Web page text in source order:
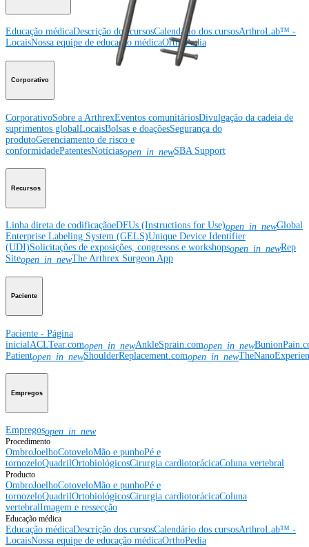
Educação médicaDescrição dos cursosCalendário dos cursosArthroLab™ -
LocaisNossa equipe de educação médicaOrthoPedia
Corporativo
CorporativoSobre a ArthrexEventos comunitáriosDivulgação da cadeia de
suprimentos globalLocaisBolsas e doaçõesSegurança do
produtoGerenciamento de risco e
conformidadePatentesNotíciasopen_in_newSBA Support
Recursos
Linha direta de codificaçãoeDFUs (Instructions for Use)open_in_newGlobal
Enterprise Labeling System (GELS)Unique Device Identifier
(UDI)Solicitações de exposições, congressos e workshopsopen_in_newRep
Siteopen_in_newThe Arthrex Surgeon App
Paciente
Paciente - Página
inicialACLTear.comopen_in_newAnkleSprain.comopen_in_new
Patientopen_in_newShoulderReplacement.comopen_in_new
Empregos
Empregosopen_in_new
Procedimento
OmbroJoelhoCotoveloMão e punhoPé e
tornozeloQuadrilOrtobiológicosCirurgia cardiotorácicaColuna vertebral
Producto
OmbroJoelhoCotoveloMão e punhoPé e
tornozeloQuadrilOrtobiológicosCirurgia cardiotorácicaColuna
vertebralImagem e ressecção
Educação médica
Educação médicaDescrição dos cursosCalendário dos cursosArthroLab™ -
LocaisNossa equipe de educação médicaOrthoPedia